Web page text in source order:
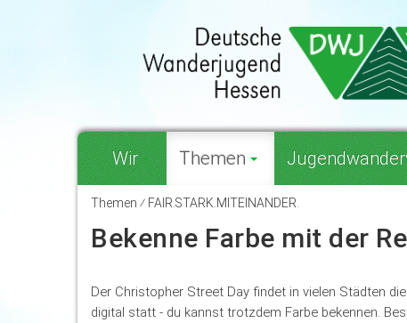
Wir Themen
Themen ⁄ FAIR.STARK.MITEINANDER.
Bekenne Farbe mit der
Der Christopher Street Day findet in vielen Städten
digital statt - du kannst trotzdem Farbe bekennen.